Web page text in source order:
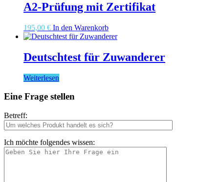
A2-Prüfung mit Zertifikat
195,00 € In den Warenkorb
Deutschtest für Zuwanderer
Weiterlesen
Eine Frage stellen
Betreff:
Ich möchte folgendes wissen: